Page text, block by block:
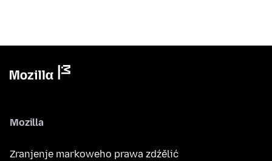
Mozilla
Zranjenje markoweho prawa zdźělić